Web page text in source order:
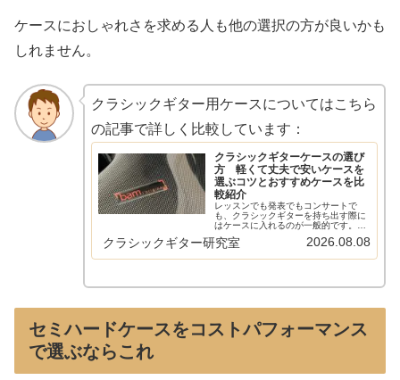
ケースにおしゃれさを求める人も他の選択の方が良いかも
しれません。
クラシックギター用ケースについてはこちら
の記事で詳しく比較しています：
クラシックギターケースの選び
方 軽くて丈夫で安いケースを
選ぶコツとおすすめケースを比
較紹介
レッスンでも発表でもコンサートで
も、クラシックギターを持ち出す際に
はケースに入れるのが一般的です。ソ
フトケースからセミハードケース、ハ
ードケースまで多種多様なケースが出
クラシックギター研究室 2026.08.08
セミハードケースをコストパフォーマンス
で選ぶならこれ